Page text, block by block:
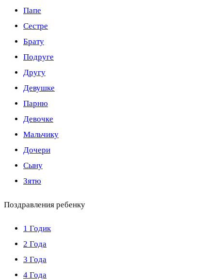
Папе
Сестре
Брату
Подруге
Другу
Девушке
Парню
Девочке
Мальчику
Дочери
Сыну
Зятю
Поздравления ребенку
1 Годик
2 Года
3 Года
4 Года